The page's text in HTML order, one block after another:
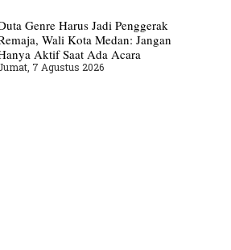
Genre Harus Jadi Penggerak
Wali Kota Medan: Jangan
Aktif Saat Ada Acara
7 Agustus 2026